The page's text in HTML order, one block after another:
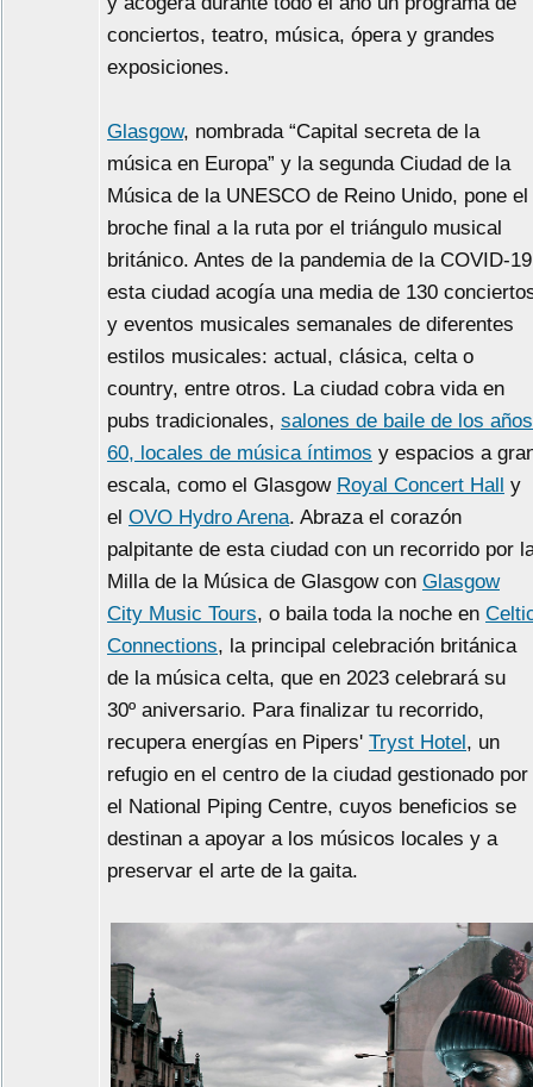
conciertos, teatro, música, ópera y grandes
exposiciones.
Glasgow, nombrada “Capital secreta de la
música en Europa” y la segunda Ciudad de la
Música de la UNESCO de Reino Unido, pone el
broche final a la ruta por el triángulo musical
británico. Antes de la pandemia de la COVID-19
esta ciudad acogía una media de 130
y eventos musicales semanales de diferentes
estilos musicales: actual, clásica, celta o
country, entre otros. La ciudad cobra vida en
pubs tradicionales, salones de baile de los años
60, locales de música íntimos y espacios a
escala, como el Glasgow Royal Concert Hall
y
el OVO Hydro Arena. Abraza el corazón
palpitante de esta ciudad con un recorrido por
Milla de la Música de Glasgow con Glasgow
City Music Tours, o baila toda la noche en
Connections, la principal celebración británica
de la música celta, que en 2023 celebrará su
30º aniversario. Para finalizar tu recorrido,
recupera energías en Pipers' Tryst Hotel , un
refugio en el centro de la ciudad gestionado por
el National Piping Centre, cuyos beneficios se
destinan a apoyar a los músicos locales y a
preservar el arte de la gaita.